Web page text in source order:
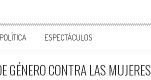
POLÍTICA ESPECTÁCULOS
GÉNERO CONTRA LAS MUJERES